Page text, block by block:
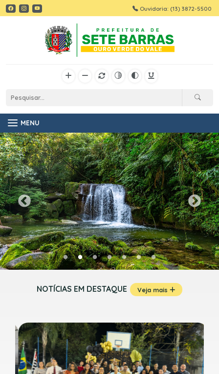
Ouvidoria: (13) 3872-5500
MENU
NOTÍCIAS EM DESTAQUE Veja mais